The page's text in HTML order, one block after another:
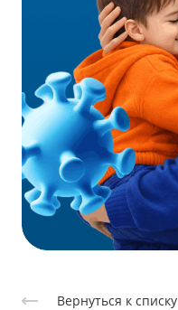
Вернуться к списку